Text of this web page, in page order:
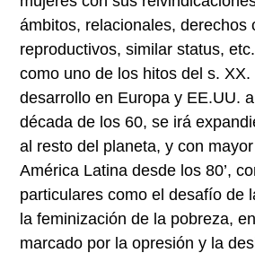
ámbitos, relacionales, derechos
reproductivos, similar status,
como uno de los hitos del s.
desarrollo en Europa y EE.UU.
década de los 60, se irá
al resto del planeta, y con
América Latina desde los 80’,
particulares como el desafío de
la feminización de la pobreza,
marcado por la opresión y la